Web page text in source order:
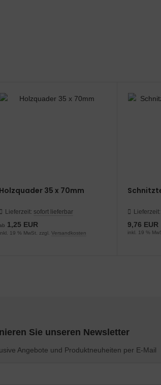
Holzquader 35 x 70mm
Lieferzeit: sofort lieferbar
1,25 EUR
inkl. 19 % MwSt. zzgl. Versandkosten
Lieferzeit:
9,76 EUR
inkl. 19 %
Sie unseren Newsletter
Angebote und Produktneuheiten per E-Mail